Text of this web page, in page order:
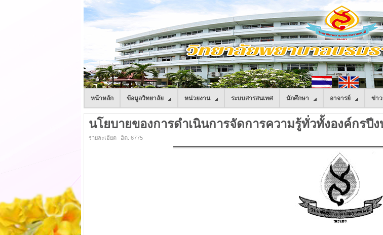
หน้าหลัก ข้อมูลวิทยาลัย หน่วยงาน ระบบสารสนเทศ นักศึกษา อาจารย์ ข่า
นโยบายของการดำเนินการจัดการความรู้ทั่วทั้งองค์กรปีง
รายละเอียด ฮิต: 6775